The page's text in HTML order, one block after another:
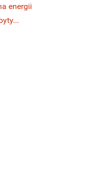
energii